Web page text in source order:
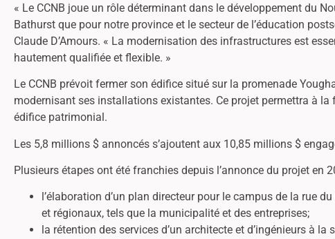
« Le CCNB joue un rôle déterminant dans le développement du
Bathurst que pour notre province et le secteur de l’éducation
Claude D’Amours. « La modernisation des infrastructures est
hautement qualifiée et flexible. »
Le CCNB prévoit fermer son édifice situé sur la promenade
modernisant ses installations existantes. Ce projet permettra à la
édifice patrimonial.
Les 5,8 millions $ annoncés s’ajoutent aux 10,85 millions $
Plusieurs étapes ont été franchies depuis l’annonce du projet en
l’élaboration d’un plan directeur pour le campus de la rue
et régionaux, tels que la municipalité et des entreprises;
la rétention des services d’un architecte et d’ingénieurs à